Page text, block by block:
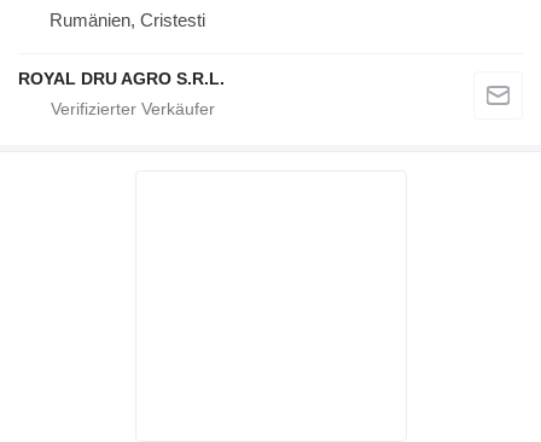
Rumänien, Cristesti
ROYAL DRU AGRO S.R.L.